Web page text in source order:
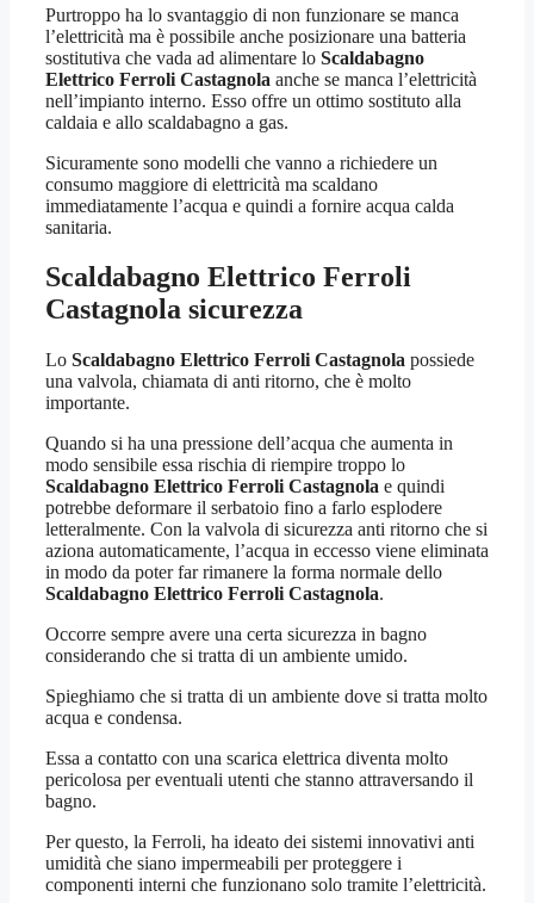
Purtroppo ha lo svantaggio di non funzionare se manca
l’elettricità ma è possibile anche posizionare una batteria
sostitutiva che vada ad alimentare lo Scaldabagno
Elettrico Ferroli Castagnola anche se manca l’elettricità
nell’impianto interno. Esso offre un ottimo sostituto alla
caldaia e allo scaldabagno a gas.
Sicuramente sono modelli che vanno a richiedere un
consumo maggiore di elettricità ma scaldano
immediatamente l’acqua e quindi a fornire acqua calda
sanitaria.
Scaldabagno Elettrico Ferroli
Castagnola sicurezza
Lo Scaldabagno Elettrico Ferroli Castagnola possiede
una valvola, chiamata di anti ritorno, che è molto
importante.
Quando si ha una pressione dell’acqua che aumenta in
modo sensibile essa rischia di riempire troppo lo
Scaldabagno Elettrico Ferroli Castagnola e quindi
potrebbe deformare il serbatoio fino a farlo esplodere
letteralmente. Con la valvola di sicurezza anti ritorno che si
aziona automaticamente, l’acqua in eccesso viene eliminata
in modo da poter far rimanere la forma normale dello
Scaldabagno Elettrico Ferroli Castagnola.
Occorre sempre avere una certa sicurezza in bagno
considerando che si tratta di un ambiente umido.
Spieghiamo che si tratta di un ambiente dove si tratta molto
acqua e condensa.
Essa a contatto con una scarica elettrica diventa molto
pericolosa per eventuali utenti che stanno attraversando il
bagno.
Per questo, la Ferroli, ha ideato dei sistemi innovativi anti
umidità che siano impermeabili per proteggere i
componenti interni che funzionano solo tramite l’elettricità.